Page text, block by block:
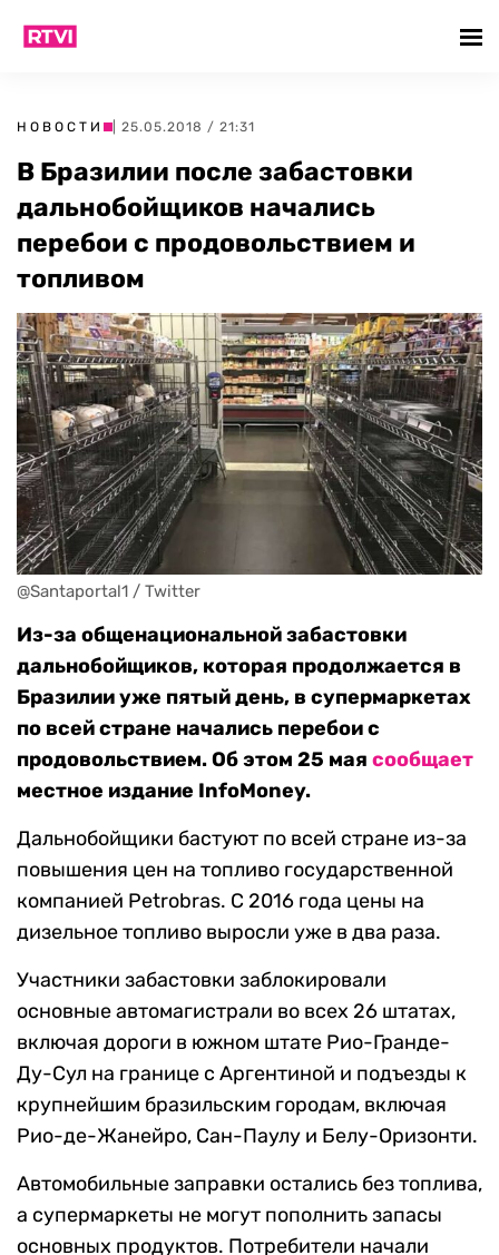
НОВОСТИ | 25.05.2018 / 21:31
В Бразилии после забастовки
дальнобойщиков начались
перебои с продовольствием и
топливом
@Santaportal1 / Twitter
Из-за общенациональной забастовки
дальнобойщиков, которая продолжается в
Бразилии уже пятый день, в супермаркетах
по всей стране начались перебои с
продовольствием. Об этом 25 мая сообщает
местное издание InfoMoney.
Дальнобойщики бастуют по всей стране из-за
повышения цен на топливо государственной
компанией Petrobras. С 2016 года цены на
дизельное топливо выросли уже в два раза.
Участники забастовки заблокировали
основные автомагистрали во всех 26 штатах,
включая дороги в южном штате Рио-Гранде-
Ду-Сул на границе с Аргентиной и подъезды к
крупнейшим бразильским городам, включая
Рио-де-Жанейро, Сан-Паулу и Белу-Оризонти.
Автомобильные заправки остались без топлива,
а супермаркеты не могут пополнить запасы
основных продуктов. Потребители начали